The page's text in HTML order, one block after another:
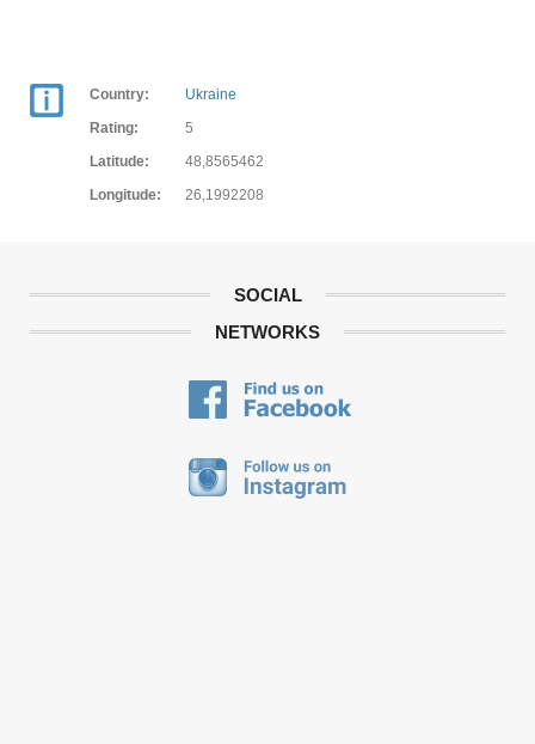
Country:
Ukraine
Rating:
5
Latitude:
48,8565462
Longitude:
26,1992208
SOCIAL
NETWORKS